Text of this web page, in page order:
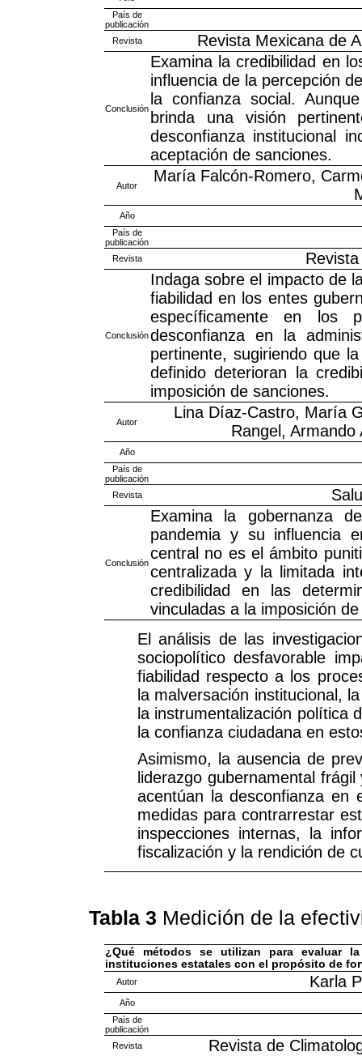
País de
publicación
Revista
Revista Mexicana de
Conclusión
Examina la credibilidad en
influencia de la percepción
la confianza social.
brinda una visión
desconfianza institucional
aceptación de sanciones.
Autor
María Falcón-Romero,
Año
País de
publicación
Revista
Conclusión
Indaga sobre el impacto de
fiabilidad en los entes
específicamente en los
desconfianza en la
pertinente, sugiriendo que
definido deterioran la
imposición de sanciones.
Autor
Lina Díaz-Castro, María
Rangel,
Año
País de
publicación
Revista
Conclusión
Examina la gobernanza
pandemia y su influencia
central no es el ámbito
centralizada y la limitada
credibilidad en las
vinculadas a la imposición
El análisis de las
sociopolítico desfavorable
fiabilidad respecto a los
la malversación institucional,
la instrumentalización política
la confianza ciudadana en
Asimismo, la ausencia de
liderazgo gubernamental
acentúan la desconfianza en
medidas para contrarrestar
inspecciones internas, la
fiscalización y la rendición de
Tabla 3 Medición de la
¿Qué métodos se utilizan para evaluar
instituciones estatales con el propósito de
Autor Karla
Año
País de
publicación
Revista
Revista de